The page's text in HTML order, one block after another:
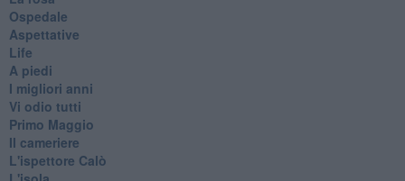
Ospedale
Aspettative
Life
A piedi
I migliori anni
Vi odio tutti
Primo Maggio
Il cameriere
L'ispettore Calò